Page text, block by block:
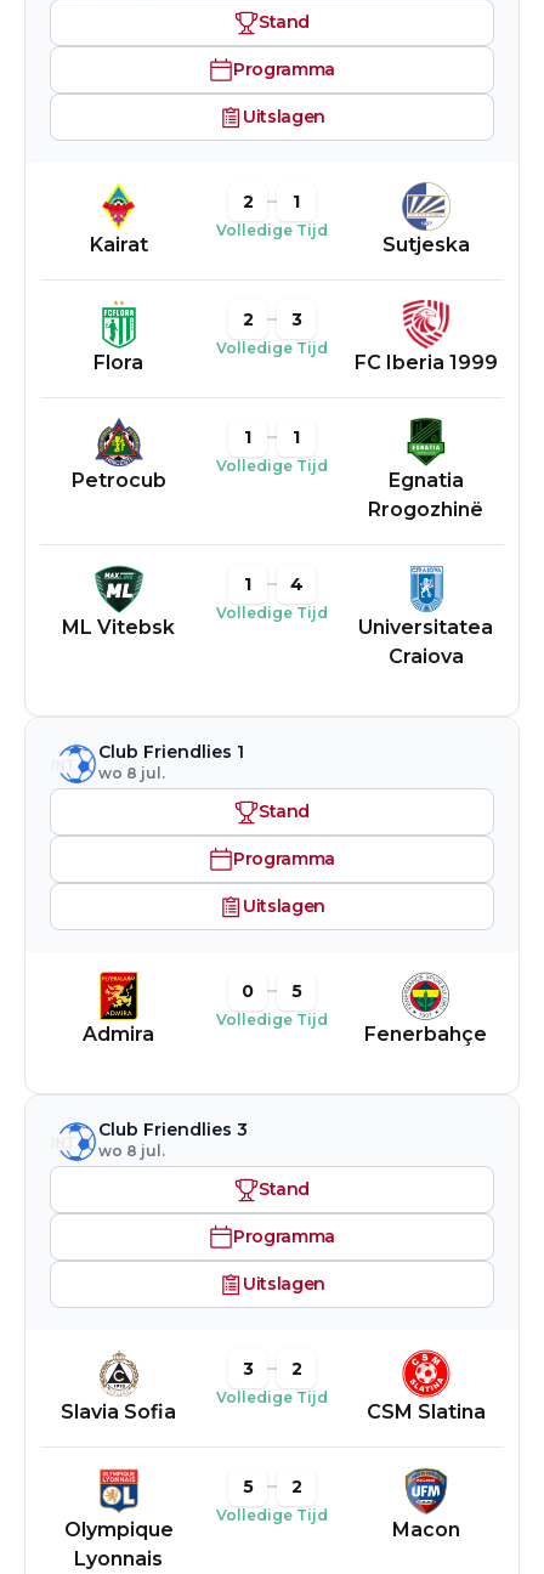
Stand
Programma
Uitslagen
Kairat
2 1
Volledige Tijd
Sutjeska
Flora
2 3
Volledige Tijd
FC Iberia 1999
Petrocub
1 1
Volledige Tijd
Egnatia
Rrogozhinë
ML Vitebsk
1 4
Volledige Tijd
Universitatea
Craiova
Club Friendlies 1
wo 8 jul.
Stand
Programma
Uitslagen
Admira
0 5
Volledige Tijd
Fenerbahçe
Club Friendlies 3
wo 8 jul.
Stand
Programma
Uitslagen
Slavia Sofia
3 2
Volledige Tijd
CSM Slatina
Olympique
Lyonnais
5 2
Volledige Tijd
Macon